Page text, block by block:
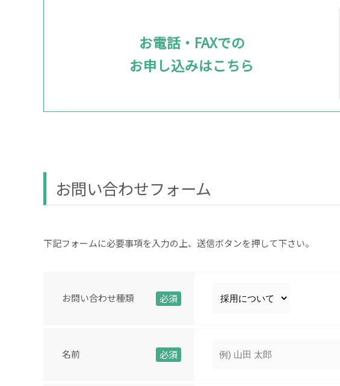
お電話・FAXでの
お申し込みはこちら
お問い合わせフォーム
下記フォームに必要事項を入力の上、送信ボタンを押して下さい。
お問い合わせ種類 必須
名前 必須